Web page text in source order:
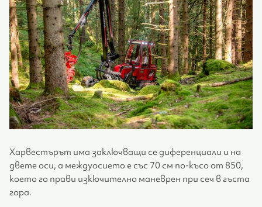
Харвестърът има заключващи се диференциали и на
двете оси, а междуосието е със 70 см по-късо от 850,
което го прави изкючително маневрен при сеч в гъста
гора.